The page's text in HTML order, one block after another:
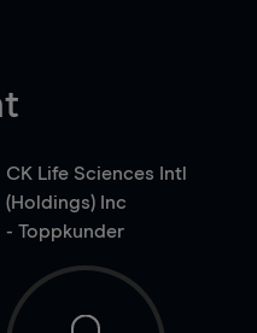
CK Life Sciences Intl
(Holdings) Inc
- Toppkunder